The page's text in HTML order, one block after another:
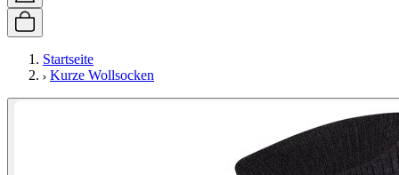
Startseite
Kurze Wollsocken